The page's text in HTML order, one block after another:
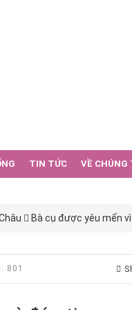
TIN TỨC VỀ CHÚNG
Bà cụ được yêu mến
801